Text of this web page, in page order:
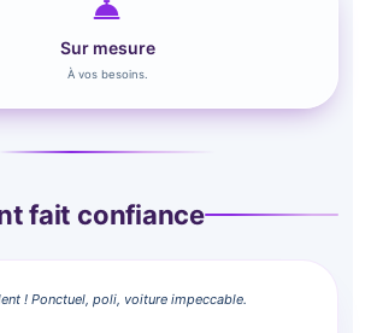
Sur mesure
À vos besoins.
fait confiance
! Ponctuel, poli, voiture impeccable.